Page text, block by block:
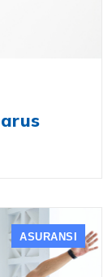
ASURANSI